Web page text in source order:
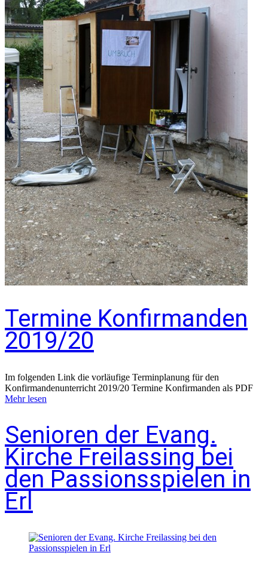
Termine Konfirmanden
2019/20
Im folgenden Link die vorläufige Terminplanung für den
Konfirmandenunterricht 2019/20 Termine Konfirmanden als PDF
Mehr lesen
Senioren der Evang.
Kirche Freilassing bei
den Passionsspielen in
Erl